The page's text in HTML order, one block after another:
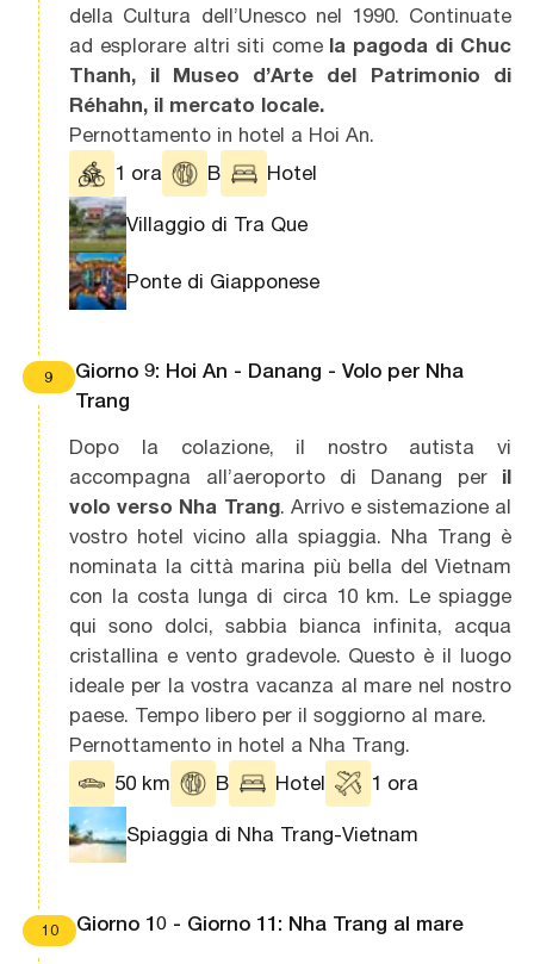
della Cultura dell’Unesco nel 1990. Continuate
ad esplorare altri siti comela pagoda di Chuc
Thanh, il Museo d’Arte del Patrimonio di
Réhahn, il mercato locale.
Pernottamento in hotel a Hoi An.
1 ora
B Hotel
Villaggio di Tra Que
Ponte di Giapponese
9
Giorno 9: Hoi An - Danang - Volo per Nha
Trang
Dopo la colazione, il nostro autista vi
accompagna all’aeroporto di Danang per il
volo verso Nha Trang. Arrivo e sistemazione al
vostro hotel vicino alla spiaggia. Nha Trang è
nominata la città marina più bella del Vietnam
con la costa lunga di circa 10 km. Le spiagge
qui sono dolci, sabbia bianca infinita, acqua
cristallina e vento gradevole. Questo è il luogo
ideale per la vostra vacanza al mare nel nostro
paese. Tempo libero per il soggiorno al mare.
Pernottamento in hotel a Nha Trang.
50 km
B Hotel 1 ora
Spiaggia di Nha Trang-Vietnam
10 Giorno 10 - Giorno 11: Nha Trang al mare